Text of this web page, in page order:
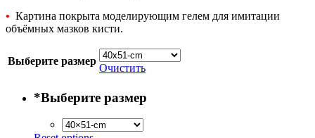
• Картина покрыта моделирующим гелем для имитации
объёмных мазков кисти.
Выберите размер
Очистить
*Выберите размер